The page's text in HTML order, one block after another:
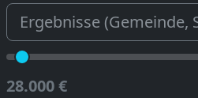
28.000 €